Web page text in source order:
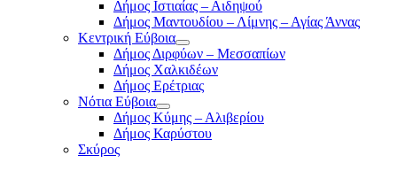
Δήμος Ιστιαίας – Αιδηψού
Δήμος Μαντουδίου – Λίμνης – Αγίας Άννας
Κεντρική Εύβοια
Δήμος Διρφύων – Μεσσαπίων
Δήμος Χαλκιδέων
Δήμος Ερέτριας
Νότια Εύβοια
Δήμος Κύμης – Αλιβερίου
Δήμος Καρύστου
Σκύρος